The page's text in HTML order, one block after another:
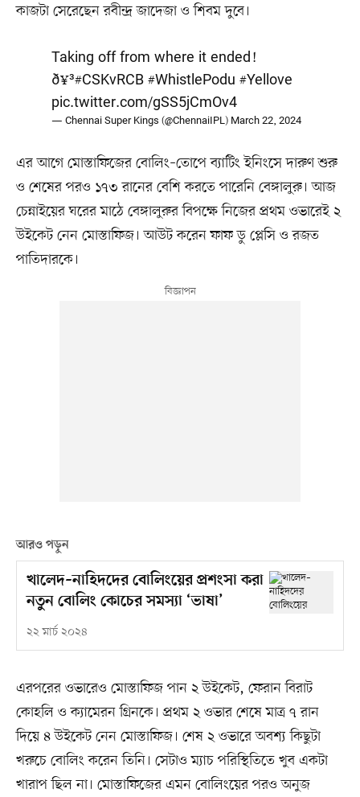
কাজটা সেরেছেন রবীন্দ্র জাদেজা ও শিবম দুবে।
Taking off from where it ended!
ð¥³#CSKvRCB #WhistlePodu #Yellove
pic.twitter.com/gSS5jCmOv4
— Chennai Super Kings (@ChennaiIPL) March 22, 2024
এর আগে মোস্তাফিজের বোলিং–তোপে ব্যাটিং ইনিংসে দারুণ শুরু
ও শেষের পরও ১৭৩ রানের বেশি করতে পারেনি বেঙ্গালুরু। আজ
চেন্নাইয়ের ঘরের মাঠে বেঙ্গালুরুর বিপক্ষে নিজের প্রথম ওভারেই ২
উইকেট নেন মোস্তাফিজ। আউট করেন ফাফ ডু প্লেসি ও রজত
পাতিদারকে।
আরও পড়ুন
খালেদ–নাহিদদের বোলিংয়ের প্রশংসা করা
নতুন বোলিং কোচের সমস্যা ‘ভাষা’
২২ মার্চ ২০২৪
এরপরের ওভারেও মোস্তাফিজ পান ২ উইকেট, ফেরান বিরাট
কোহলি ও ক্যামেরন গ্রিনকে। প্রথম ২ ওভার শেষে মাত্র ৭ রান
দিয়ে ৪ উইকেট নেন মোস্তাফিজ। শেষ ২ ওভারে অবশ্য কিছুটা
খরুচে বোলিং করেন তিনি। সেটাও ম্যাচ পরিস্থিতিতে খুব একটা
খারাপ ছিল না। মোস্তাফিজের এমন বোলিংয়ের পরও অনুজ